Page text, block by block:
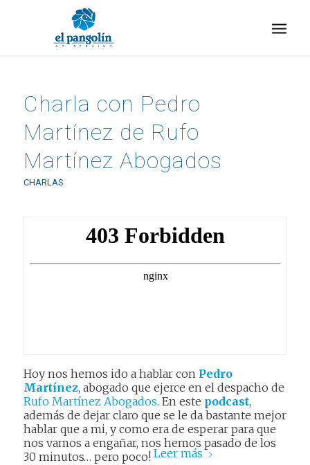
Charla con Pedro
Martínez de Rufo
Martínez Abogados
CHARLAS
Hoy nos hemos ido a hablar con Pedro
Martínez, abogado que ejerce en el despacho de
Rufo Martínez Abogados. En este podcast,
además de dejar claro que se le da bastante mejor
hablar que a mi, y como era de esperar para que
nos vamos a engañar, nos hemos pasado de los
30 minutos… pero poco! Leer más